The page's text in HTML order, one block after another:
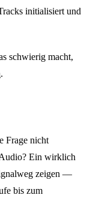
initialisiert und
schwierig macht,
.
Frage nicht
Ein wirklich
zeigen —
bis zum